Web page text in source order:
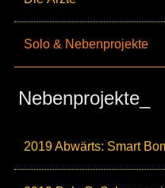
Solo & Nebenprojekte
Nebenprojekte_
2019 Abwärts: Smart